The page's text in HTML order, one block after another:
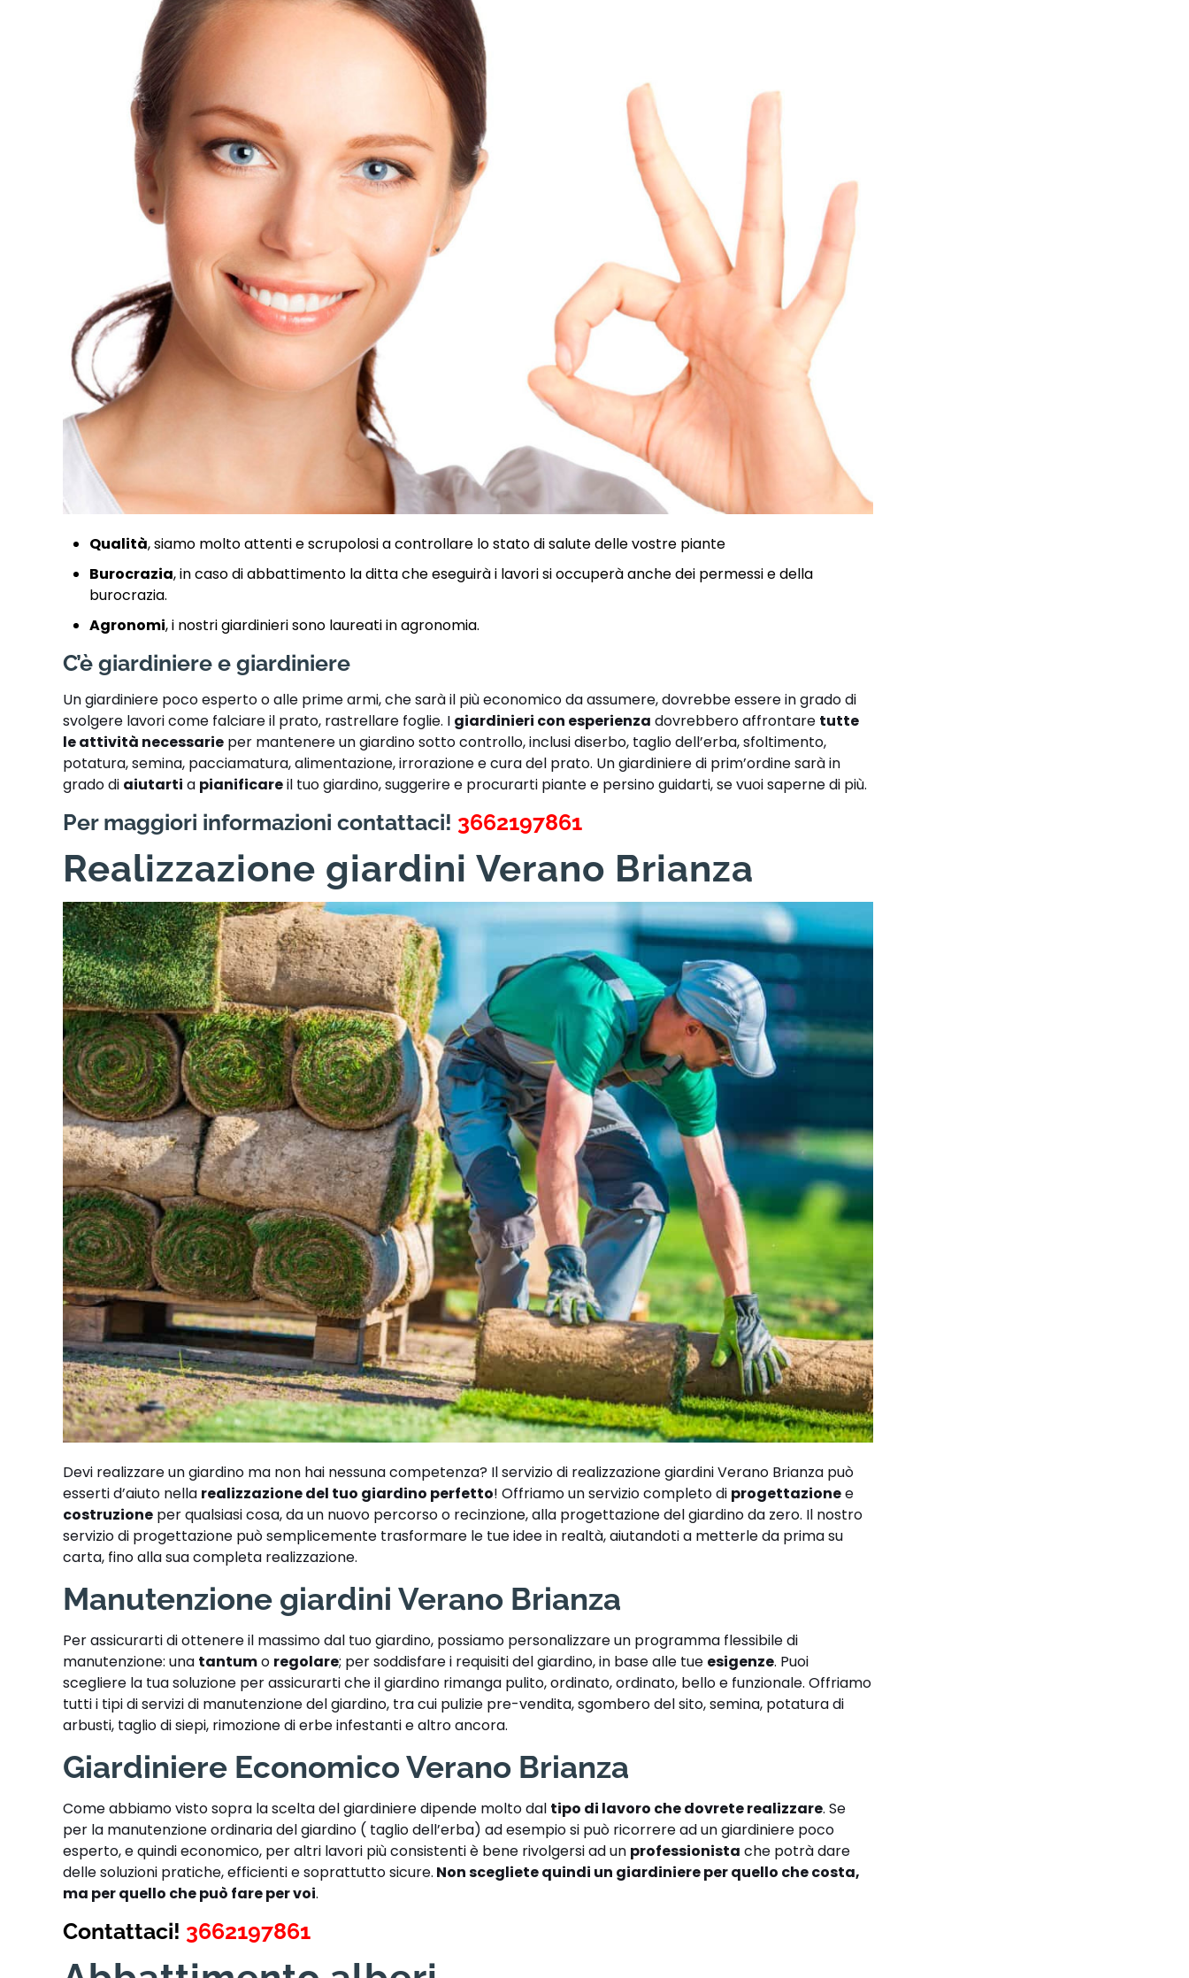
Qualità, siamo molto attenti e scrupolosi a controllare lo stato di salute delle vostre piante
Burocrazia, in caso di abbattimento la ditta che eseguirà i lavori si occuperà anche dei permessi e della
burocrazia.
Agronomi, i nostri giardinieri sono laureati in agronomia.
C’è giardiniere e giardiniere
Un giardiniere poco esperto o alle prime armi, che sarà il più economico da assumere, dovrebbe essere in grado di
svolgere lavori come falciare il prato, rastrellare foglie. I giardinieri con esperienza dovrebbero affrontare tutte
le attività necessarie per mantenere un giardino sotto controllo, inclusi diserbo, taglio dell’erba, sfoltimento,
potatura, semina, pacciamatura, alimentazione, irrorazione e cura del prato. Un giardiniere di prim’ordine sarà in
grado di aiutarti a pianificareil tuo giardino, suggerire e procurarti piante e persino guidarti, se vuoi saperne di più.
Per maggiori informazioni contattaci! 3662197861
Realizzazione giardini Verano Brianza
Devi realizzare un giardino ma non hai nessuna competenza? Il servizio di realizzazione giardini Verano Brianza può
esserti d’aiuto nella realizzazione del tuo giardino perfetto! Offriamo un servizio completo di progettazionee
costruzione per qualsiasi cosa, da un nuovo percorso o recinzione, alla progettazione del giardino da zero. Il nostro
servizio di progettazione può semplicemente trasformare le tue idee in realtà, aiutandoti a metterle da prima su
carta, fino alla sua completa realizzazione.
Manutenzione giardini Verano Brianza
Per assicurarti di ottenere il massimo dal tuo giardino, possiamo personalizzare un programma flessibile di
manutenzione: una tantumo regolare; per soddisfare i requisiti del giardino, in base alle tue esigenze. Puoi
scegliere la tua soluzione per assicurarti che il giardino rimanga pulito, ordinato, ordinato, bello e funzionale. Offriamo
tutti i tipi di servizi di manutenzione del giardino, tra cui pulizie pre-vendita, sgombero del sito, semina, potatura di
arbusti, taglio di siepi, rimozione di erbe infestanti e altro ancora.
Giardiniere Economico Verano Brianza
Come abbiamo visto sopra la scelta del giardiniere dipende molto dal tipo di lavoro che dovrete realizzare. Se
per la manutenzione ordinaria del giardino ( taglio dell’erba) ad esempio si può ricorrere ad un giardiniere poco
esperto, e quindi economico, per altri lavori più consistenti è bene rivolgersi ad un professionista che potrà dare
delle soluzioni pratiche, efficienti e soprattutto sicure. Non scegliete quindi un giardiniere per quello che costa,
ma per quello che può fare per voi.
Contattaci! 3662197861